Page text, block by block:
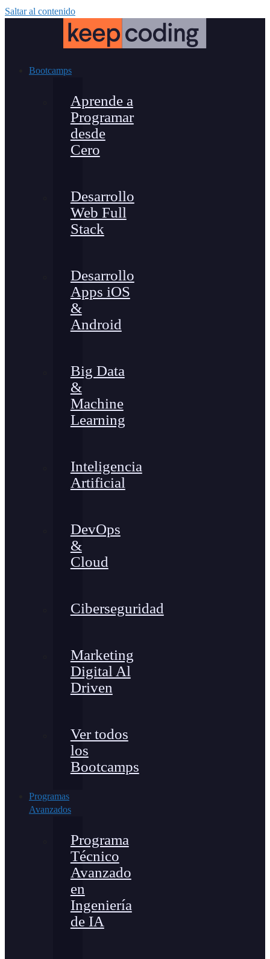
Saltar al contenido
Bootcamps
Aprende a
Programar
desde
Cero
Desarrollo
Web Full
Stack
Desarrollo
Apps iOS
&
Android
Big Data
&
Machine
Learning
Inteligencia
Artificial
DevOps
&
Cloud
Ciberseguridad
Marketing
Digital Al
Driven
Ver todos
los
Bootcamps
Programas
Avanzados
Programa
Técnico
Avanzado
en
Ingeniería
de IA